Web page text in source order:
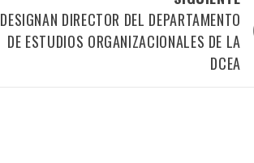
DESIGNAN DIRECTOR DEL DEPARTAMENTO
DE ESTUDIOS ORGANIZACIONALES DE LA
DCEA